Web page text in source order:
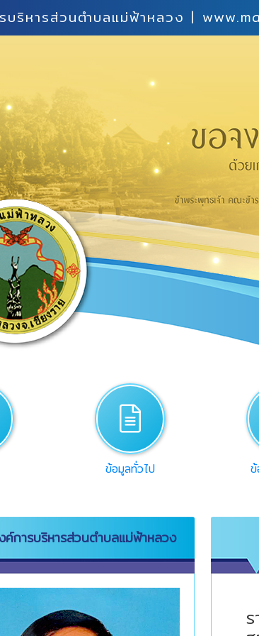
บริหารส่วนตำบลแม่ฟ้าหลวง |
desc
ข้อมูลทั่วไป
ค์การบริหารส่วนตำบลแม่ฟ้าหลวง